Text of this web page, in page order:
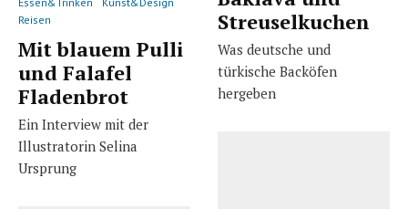
Reisen
Mit blauem Pulli
und Falafel
Fladenbrot
Ein Interview mit der
Illustratorin Selina
Ursprung
Streuselkuchen
Was deutsche und
türkische Backöfen
hergeben